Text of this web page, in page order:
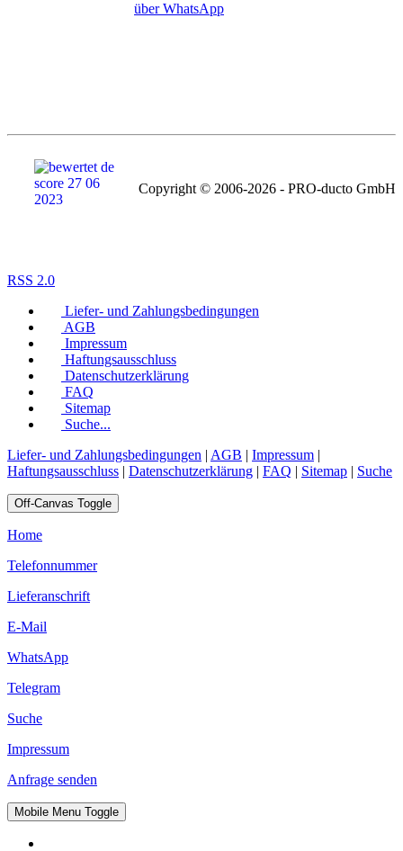
Copyright © 2006-2026 - PRO-ducto GmbH
RSS 2.0
Liefer- und Zahlungsbedingungen
AGB
Impressum
Haftungsausschluss
Datenschutzerklärung
FAQ
Sitemap
Suche...
Liefer- und Zahlungsbedingungen | AGB | Impressum |
Haftungsausschluss | Datenschutzerklärung | FAQ | Sitemap | Suche
Off-Canvas Toggle
Home
Telefonnummer
Lieferanschrift
E-Mail
WhatsApp
Telegram
Suche
Impressum
Anfrage senden
Mobile Menu Toggle